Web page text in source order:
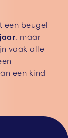
een beugel
, maar
vaak alle
een kind